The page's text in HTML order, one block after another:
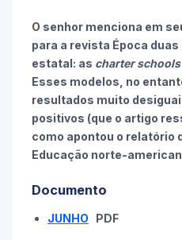
O senhor menciona em
para a revista Época
estatal: as charter schools
Esses modelos, no
resultados muito
positivos (que o artigo
como apontou o relatório
Educação norte-
Documento
JUNHO PDF